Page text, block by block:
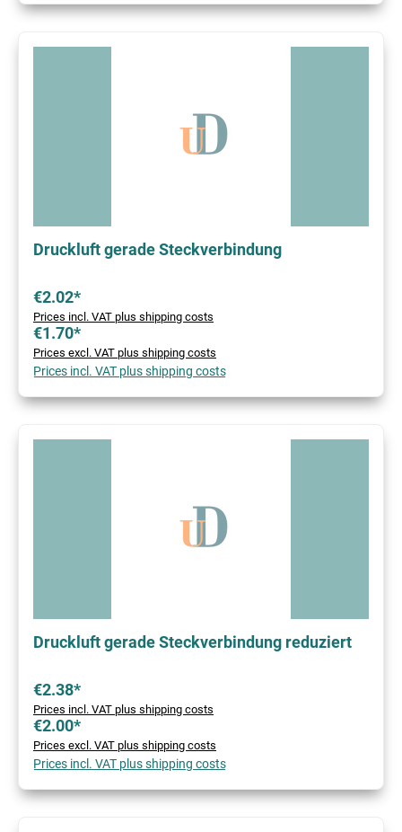
Druckluft gerade Steckverbindung
€2.02*
Prices incl. VAT plus shipping costs
€1.70*
Prices excl. VAT plus shipping costs
Prices incl. VAT plus shipping costs
Druckluft gerade Steckverbindung reduziert
€2.38*
Prices incl. VAT plus shipping costs
€2.00*
Prices excl. VAT plus shipping costs
Prices incl. VAT plus shipping costs